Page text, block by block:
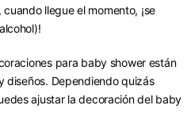
llegue el momento, ¡se
para baby shower están
diseños. Dependiendo quizás
ajustar la decoración del baby